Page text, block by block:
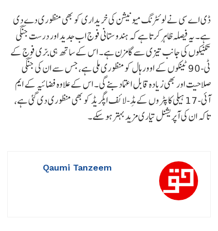
ڈی اے سی نے لوئٹرنگ میونیشن کی خریداری کو بھی منظوری دے دی
ہے۔ یہ فیصلہ ظاہر کرتا ہے کہ ہندوستانی فوج اب جدید اور درست جنگی
تکنیکوں کی جانب تیزی سے گامزن ہے۔ اس کے ساتھ ہی برّی فوج کے
ٹی-90 ٹینکوں کے اوورہال کو منظوری ملی ہے، جس سے ان کی جنگی
صلاحیت اور بھی زیادہ قابل اعتماد بنے گی۔ اس کے علاوہ فضائیہ کے ایم
آئی-17 ہیلی کاپٹروں کے مِڈ-لائف اپگریڈ کو بھی منظوری دی گئی ہے،
تاکہ ان کی آپریشنل تیاری مزید بہتر ہو سکے۔
Qaumi Tanzeem